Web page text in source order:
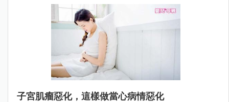
子宮肌瘤惡化，這樣做當心病情惡化